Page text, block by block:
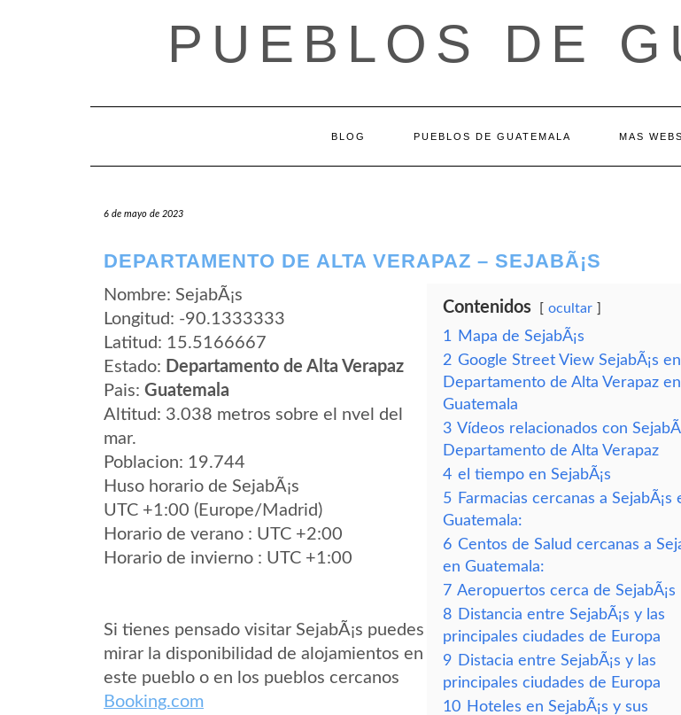
PUEBLOS DE
BLOG PUEBLOS DE GUATEMALA MAS WEBS
6 de mayo de 2023
DEPARTAMENTO DE ALTA VERAPAZ – SEJABÃ¡S
Nombre: SejabÃ¡s
Longitud: -90.1333333
Latitud: 15.5166667
Estado: Departamento de Alta Verapaz
Pais: Guatemala
Altitud: 3.038 metros sobre el nvel del
mar.
Poblacion: 19.744
Huso horario de SejabÃ¡s
UTC +1:00 (Europe/Madrid)
Horario de verano : UTC +2:00
Horario de invierno : UTC +1:00
Si tienes pensado visitar SejabÃ¡s puedes
mirar la disponibilidad de alojamientos en
este pueblo o en los pueblos cercanos
Booking.com
Contenidos ocultar
1
Mapa de SejabÃ¡s
2 Google Street View SejabÃ¡s en
Departamento de Alta Verapaz en
Guatemala
3 Vídeos relacionados con
Departamento de Alta Verapaz
4 el tiempo en SejabÃ¡s
5 Farmacias cercanas a SejabÃ¡s
Guatemala:
6 Centos de Salud cercanas a
en Guatemala:
7 Aeropuertos cerca de SejabÃ¡s
8 Distancia entre SejabÃ¡s y las
principales ciudades de Europa
9 Distacia entre SejabÃ¡s y las
principales ciudades de Europa
10 Hoteles en SejabÃ¡s y sus